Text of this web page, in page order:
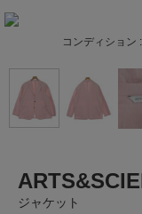
コンディション :
ジャケット